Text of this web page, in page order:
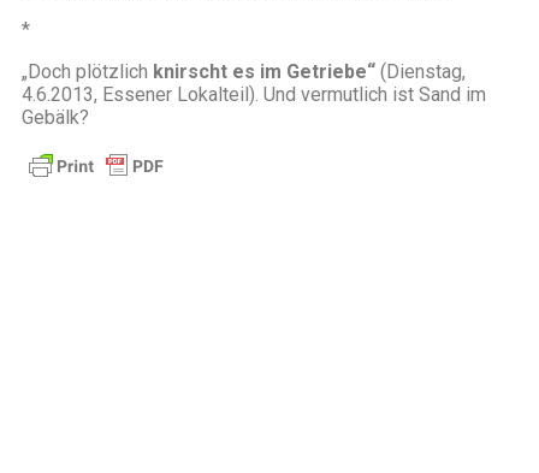
*
„Doch plötzlich knirscht es im Getriebe“ (Dienstag,
4.6.2013, Essener Lokalteil). Und vermutlich ist Sand im
Gebälk?